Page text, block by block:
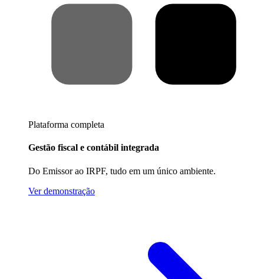
Plataforma completa
Gestão fiscal e contábil integrada
Do Emissor ao IRPF, tudo em um único ambiente.
Ver demonstração